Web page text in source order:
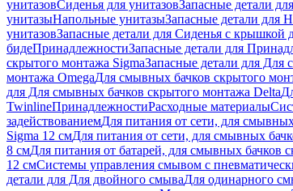
унитазовСиденья для унитазовЗапасные детали
унитазыНапольные унитазыЗапасные детали для
унитазовЗапасные детали для Сиденья с крышкой
бидеПринадлежностиЗапасные детали для
скрытого монтажа SigmaЗапасные детали для Для
монтажа OmegaДля смывных бачков скрытого
для Для смывных бачков скрытого монтажа Delta
TwinlineПринадлежностиРасходные материалы
задействованиемДля питания от сети, для
Sigma 12 смДля питания от сети, для смывных
8 смДля питания от батарей, для смывных бачков
12 смСистемы управления смывом с
детали для Для двойного смываДля одинарного